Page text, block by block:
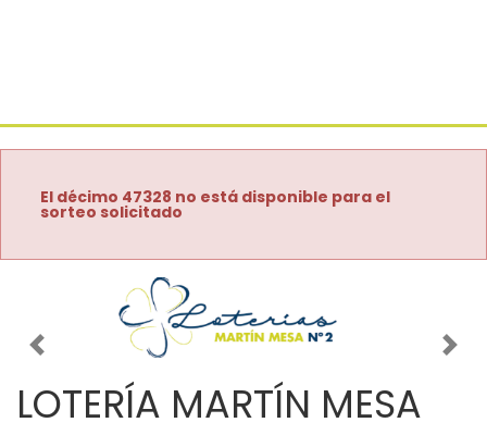
El décimo 47328 no está disponible para el
sorteo solicitado
Imagen anterior
LOTERÍA MARTÍN MESA